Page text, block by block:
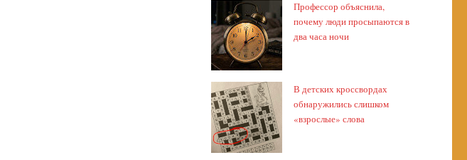
Профессор объяснила,
почему люди просыпаются в
два часа ночи
В детских кроссвордах
обнаружились слишком
«взрослые» слова